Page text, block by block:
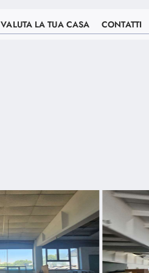
VALUTA LA TUA CASA CONTATTI